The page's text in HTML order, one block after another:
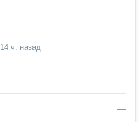
14 ч. назад
—